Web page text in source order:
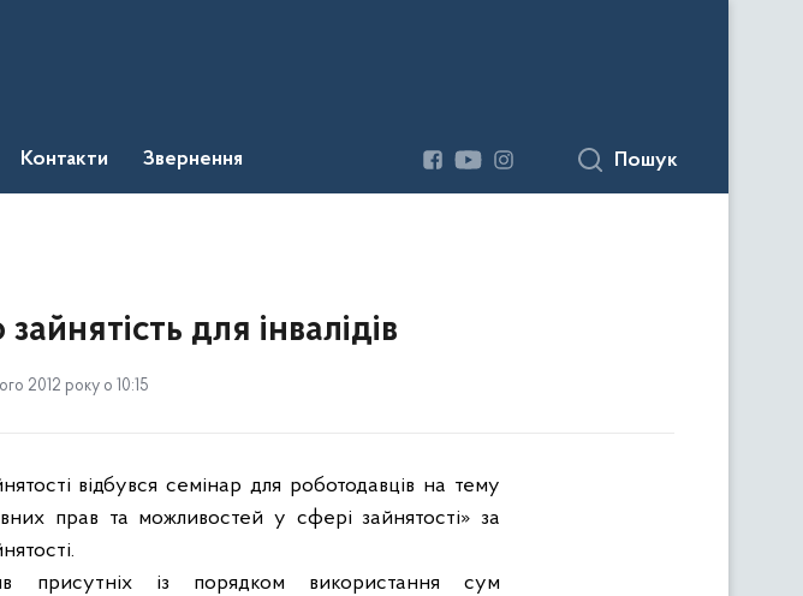
Контакти Звернення Пошук
для інвалідів
2012 року о 10:15
відбувся семінар для роботодавців на тему
прав та можливостей у сфері зайнятості» за
присутніх із порядком використання сум